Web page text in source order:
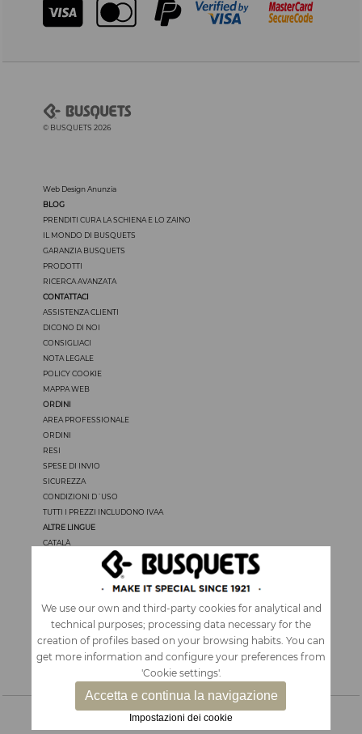
We use our own and third-party cookies for analytical and
technical purposes; processing data necessary for the
creation of profiles based on your browsing habits. You can
get more information and configure your preferences from
'Cookie settings'.
Accetta e continua la navigazione
Impostazioni dei cookie
© BUSQUETS 2026
Web Design Anunzia
BLOG
PRENDITI CURA LA SCHIENA E LO ZAINO
IL MONDO DI BUSQUETS
GARANZIA BUSQUETS
PRODOTTI
RICERCA AVANZATA
CONTATTACI
ASSISTENZA CLIENTI
DICONO DI NOI
CONSIGLIACI
NOTA LEGALE
POLICY COOKIE
MAPPA WEB
ORDINI
AREA PROFESSIONALE
ORDINI
RESI
SPESE DI INVIO
SICUREZZA
CONDIZIONI D´USO
TUTTI I PREZZI INCLUDONO IVAA
ALTRE LINGUE
CATALÀ
PORTUGUÊS
ACCESSORI E ZAINI |CARTOLERIA